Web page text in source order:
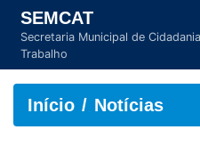
SEMCAT
Secretaria Municipal de
Trabalho
Início Notícias